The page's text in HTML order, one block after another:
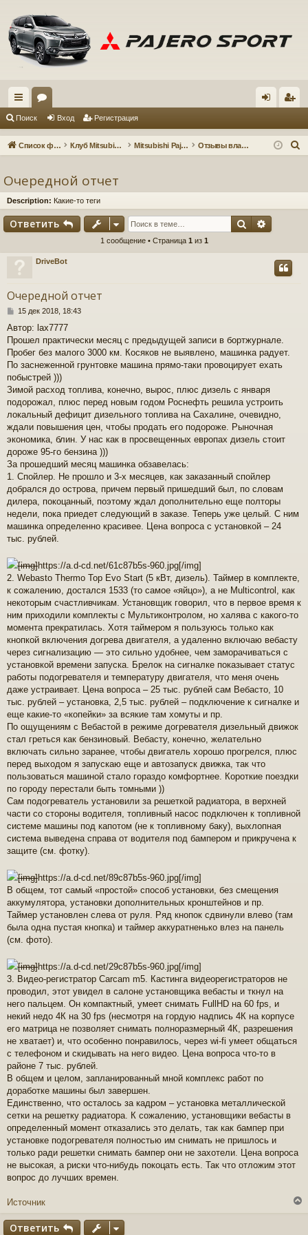
с
ы
и
ум д ис
Поиск Вход Регистрация
Список форумов Клуб Mitsubishi Pajero Sport 3 Mitsubishi Pajero Sport 3 Отзывы владельцев
Очередной отчет
Description: Какие-то теги
Ответить Поиск
1 сообщение • Страница 1 из 1
DriveBot
Очередной отчет
С
о
б
щ
е
и
е
15 дек 2018, 18:43
Автор: lax7777
Прошел практически месяц с предыдущей записи в бортжурнале.
Пробег без малого 3000 км. Косяков не выявлено, машинка радует.
По заснеженной грунтовке машина прямо-таки провоцирует ехать
побыстрей )))
Зимой расход топлива, конечно, вырос, плюс дизель с января
подорожал, плюс перед новым годом Роснефть решила устроить
локальный дефицит дизельного топлива на Сахалине, очевидно,
ждали повышения цен, чтобы продать его подороже. Рыночная
экономика, блин. У нас как в просвещенных европах дизель стоит
дороже 95-го бензина )))
За прошедший месяц машинка обзавелась:
1. Спойлер. Не прошло и 3-х месяцев, как заказанный спойлер
добрался до острова, причем первый пришедший был, по словам
дилера, покоцанный, поэтому ждал дополнительно еще полторы
недели, пока приедет следующий в заказе. Теперь уже целый. С ним
машинка определенно красивее. Цена вопроса с установкой – 24
тыс. рублей.
[img]https://a.d-cd.net/61c87b5s-960.jpg[/img]
2. Webasto Thermo Top Evo Start (5 кВт, дизель). Таймер в комплекте,
к сожалению, достался 1533 (то самое «яйцо»), а не Multicontrol, как
некоторым счастливчикам. Установщик говорил, что в первое время к
ним приходили комплекты с Мультиконтролом, но халява с какого-то
момента прекратилась. Хотя таймером я пользуюсь только как
кнопкой включения догрева двигателя, а удаленно включаю вебасту
через сигнализацию — это сильно удобнее, чем заморачиваться с
установкой времени запуска. Брелок на сигналке показывает статус
работы подогревателя и температуру двигателя, что меня очень
даже устраивает. Цена вопроса – 25 тыс. рублей сам Вебасто, 10
тыс. рублей – установка, 2,5 тыс. рублей – подключение к сигналке и
еще какие-то «копейки» за всякие там хомуты и пр.
По ощущениям с Вебастой в режиме догревателя дизельный движок
стал греться как бензиновый. Вебасту, конечно, желательно
включать сильно заранее, чтобы двигатель хорошо прогрелся, плюс
перед выходом я запускаю еще и автозапуск движка, так что
пользоваться машиной стало гораздо комфортнее. Короткие поездки
по городу перестали быть томными ))
Сам подогреватель установили за решеткой радиатора, в верхней
части со стороны водителя, топливный насос подключен к топливной
системе машины под капотом (не к топливному баку), выхлопная
система выведена справа от водителя под бампером и прикручена к
защите (см. фотку).
[img]https://a.d-cd.net/89c87b5s-960.jpg[/img]
В общем, тот самый «простой» способ установки, без смещения
аккумулятора, установки дополнительных кронштейнов и пр.
Таймер установлен слева от руля. Ряд кнопок сдвинули влево (там
была одна пустая кнопка) и таймер аккуратненько влез на панель
(см. фото).
[img]https://a.d-cd.net/29c87b5s-960.jpg[/img]
3. Видео-регистратор Carcam m5. Кастинга видеорегистраторов не
проводил, этот увидел в салоне установщика вебасты и ткнул на
него пальцем. Он компактный, умеет снимать FullHD на 60 fps, и
некий недо 4К на 30 fps (несмотря на гордую надпись 4К на корпусе
его матрица не позволяет снимать полноразмерный 4К, разрешения
не хватает) и, что особенно понравилось, через wi-fi умеет общаться
с телефоном и скидывать на него видео. Цена вопроса что-то в
районе 7 тыс. рублей.
В общем и целом, запланированный мной комплекс работ по
доработке машины был завершен.
Единственно, что осталось за кадром – установка металлической
сетки на решетку радиатора. К сожалению, установщики вебасты в
определенный момент отказались это делать, так как бампер при
установке подогревателя полностью им снимать не пришлось и
только ради решетки снимать бампер они не захотели. Цена вопроса
не высокая, а риски что-нибудь покоцать есть. Так что отложим этот
вопрос до лучших времен.
Источник
Ответить